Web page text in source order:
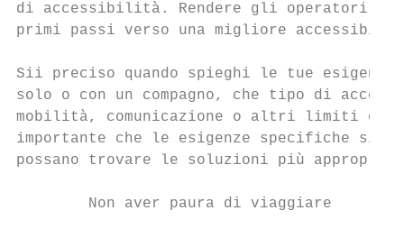
di accessibilità. Rendere gli operatori
primi passi verso una migliore
Sii preciso quando spieghi le tue
solo o con un compagno, che tipo di
mobilità, comunicazione o altri limiti e
importante che le esigenze specifiche
possano trovare le soluzioni più
        Non aver paura di viaggiare